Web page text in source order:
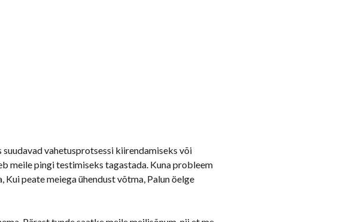
vahetusprotsessi kiirendamiseks või
meile pingi testimiseks tagastada. Kuna probleem
peate meiega ühendust võtma, Palun öelge